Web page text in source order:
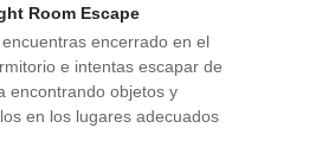
Room Escape
encuentras encerrado en el
e intentas escapar de
encontrando objetos y
en los lugares adecuados